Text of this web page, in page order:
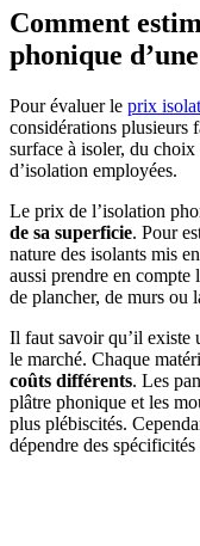
Comment
phonique
Pour évaluer le prix
considérations plusieurs
surface à isoler, du
d’isolation employées.
Le prix de l’isolation
de sa superficie. Pour
nature des isolants mis
aussi prendre en compte
de plancher, de murs ou
Il faut savoir qu’il existe
le marché. Chaque
coûts différents. Les
plâtre phonique et les
plus plébiscités.
dépendre des spécificités